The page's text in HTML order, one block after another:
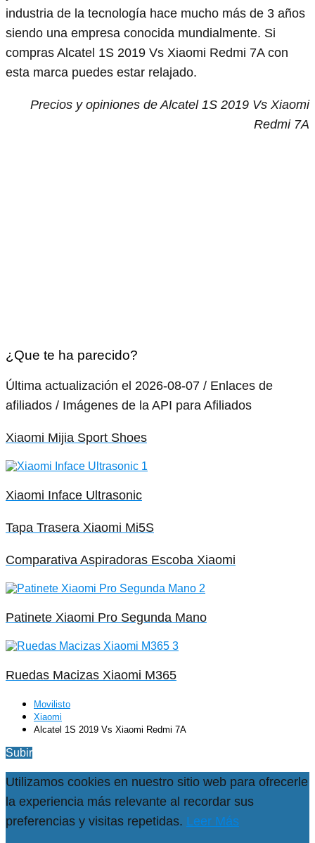
industria de la tecnología hace mucho más de 3 años
siendo una empresa conocida mundialmente. Si
compras Alcatel 1S 2019 Vs Xiaomi Redmi 7A con
esta marca puedes estar relajado.
Precios y opiniones de Alcatel 1S 2019 Vs Xiaomi
Redmi 7A
¿Que te ha parecido?
Última actualización el 2026-08-07 / Enlaces de
afiliados / Imágenes de la API para Afiliados
Xiaomi Mijia Sport Shoes
Xiaomi Inface Ultrasonic
Tapa Trasera Xiaomi Mi5S
Comparativa Aspiradoras Escoba Xiaomi
Patinete Xiaomi Pro Segunda Mano
Ruedas Macizas Xiaomi M365
Movilisto
Xiaomi
Alcatel 1S 2019 Vs Xiaomi Redmi 7A
Subir
Utilizamos cookies en nuestro sitio web para ofrecerle
la experiencia más relevante al recordar sus
preferencias y visitas repetidas. Leer Más